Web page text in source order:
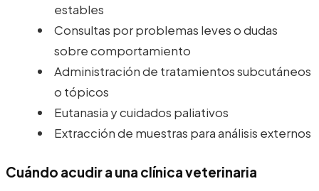
estables
Consultas por problemas leves o dudas
sobre comportamiento
Administración de tratamientos subcutáneos
o tópicos
Eutanasia y cuidados paliativos
Extracción de muestras para análisis externos
Cuándo acudir a una clínica veterinaria